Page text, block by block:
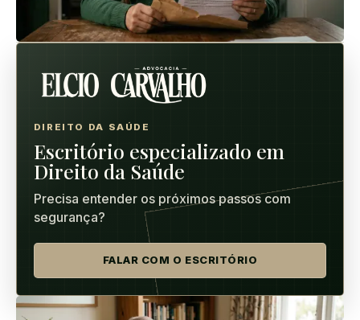
DIREITO DA SAÚDE
Escritório especializado em
Direito da Saúde
Precisa entender os próximos passos com
segurança?
FALAR COM O ESCRITÓRIO